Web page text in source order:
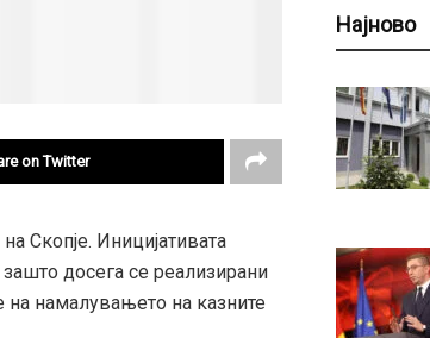
on Twitter
Скопје. Иницијативата
досега се реализирани
намалувањето на казните
Најново